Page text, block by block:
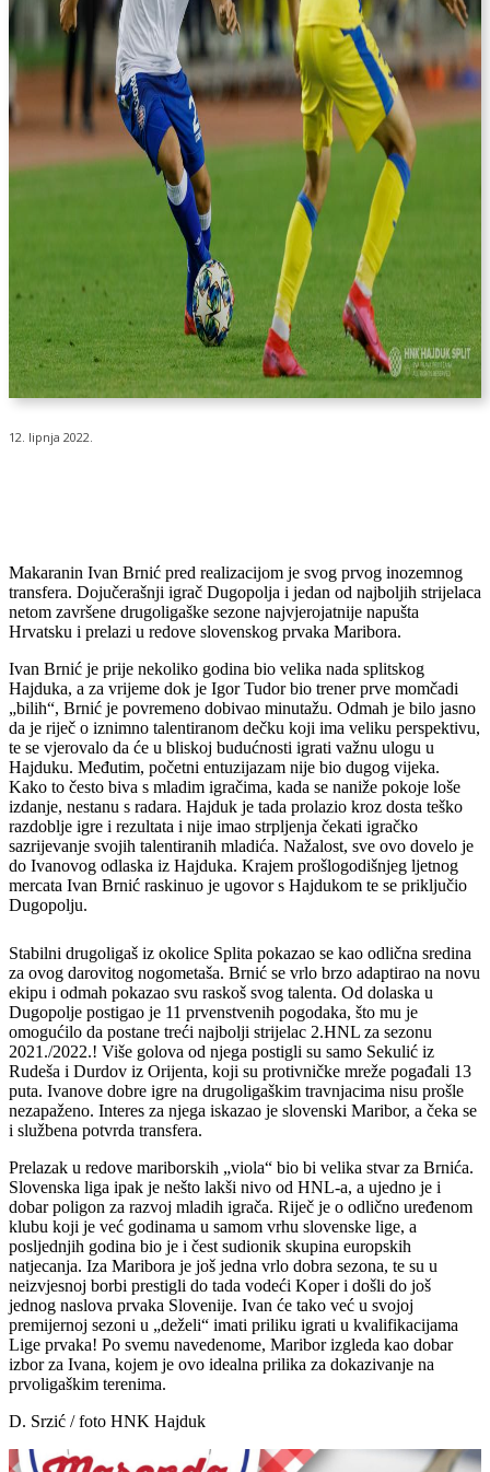
12. lipnja 2022.
Makaranin Ivan Brnić pred realizacijom je svog prvog inozemnog
transfera. Dojučerašnji igrač Dugopolja i jedan od najboljih strijelaca
netom završene drugoligaške sezone najvjerojatnije napušta
Hrvatsku i prelazi u redove slovenskog prvaka Maribora.
Ivan Brnić je prije nekoliko godina bio velika nada splitskog
Hajduka, a za vrijeme dok je Igor Tudor bio trener prve momčadi
„bilih“, Brnić je povremeno dobivao minutažu. Odmah je bilo jasno
da je riječ o iznimno talentiranom dečku koji ima veliku perspektivu,
te se vjerovalo da će u bliskoj budućnosti igrati važnu ulogu u
Hajduku. Međutim, početni entuzijazam nije bio dugog vijeka.
Kako to često biva s mladim igračima, kada se naniže pokoje loše
izdanje, nestanu s radara. Hajduk je tada prolazio kroz dosta teško
razdoblje igre i rezultata i nije imao strpljenja čekati igračko
sazrijevanje svojih talentiranih mladića. Nažalost, sve ovo dovelo je
do Ivanovog odlaska iz Hajduka. Krajem prošlogodišnjeg ljetnog
mercata Ivan Brnić raskinuo je ugovor s Hajdukom te se priključio
Dugopolju.
Stabilni drugoligaš iz okolice Splita pokazao se kao odlična sredina
za ovog darovitog nogometaša. Brnić se vrlo brzo adaptirao na novu
ekipu i odmah pokazao svu raskoš svog talenta. Od dolaska u
Dugopolje postigao je 11 prvenstvenih pogodaka, što mu je
omogućilo da postane treći najbolji strijelac 2.HNL za sezonu
2021./2022.! Više golova od njega postigli su samo Sekulić iz
Rudeša i Durdov iz Orijenta, koji su protivničke mreže pogađali 13
puta. Ivanove dobre igre na drugoligaškim travnjacima nisu prošle
nezapaženo. Interes za njega iskazao je slovenski Maribor, a čeka se
i službena potvrda transfera.
Prelazak u redove mariborskih „viola“ bio bi velika stvar za Brnića.
Slovenska liga ipak je nešto lakši nivo od HNL-a, a ujedno je i
dobar poligon za razvoj mladih igrača. Riječ je o odlično uređenom
klubu koji je već godinama u samom vrhu slovenske lige, a
posljednjih godina bio je i čest sudionik skupina europskih
natjecanja. Iza Maribora je još jedna vrlo dobra sezona, te su u
neizvjesnoj borbi prestigli do tada vodeći Koper i došli do još
jednog naslova prvaka Slovenije. Ivan će tako već u svojoj
premijernoj sezoni u „deželi“ imati priliku igrati u kvalifikacijama
Lige prvaka! Po svemu navedenome, Maribor izgleda kao dobar
izbor za Ivana, kojem je ovo idealna prilika za dokazivanje na
prvoligaškim terenima.
D. Srzić / foto HNK Hajduk